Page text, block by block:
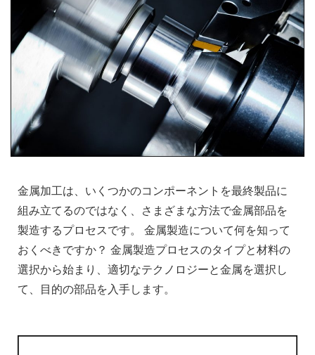
金属加工は、いくつかのコンポーネントを最終製品に
組み立てるのではなく、さまざまな方法で金属部品を
製造するプロセスです。 金属製造について何を知って
おくべきですか？ 金属製造プロセスのタイプと材料の
選択から始まり、適切なテクノロジーと金属を選択し
て、目的の部品を入手します。